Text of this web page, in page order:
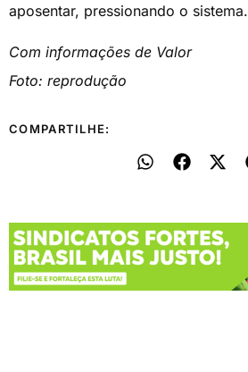
aposentar, pressionando o sistema.
Com informações de Valor
Foto: reprodução
COMPARTILHE: